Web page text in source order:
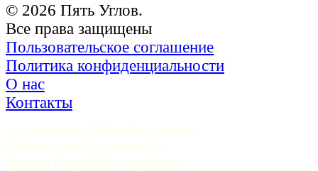
© 2026 Пять Углов.
Все права защищены
Пользовательское соглашение
Политика конфиденциальности
О нас
Контакты
Учредитель ООО «Пять углов».
Генеральный директор —
Грачев Сергей Викторович